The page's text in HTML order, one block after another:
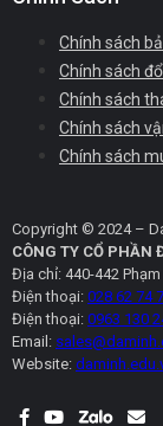
Chính sách
Chính sách
Chính sách
Chính sách
Chính sách
Copyright © 2024 –
CÔNG TY CỔ PHẦN
Địa chỉ: 440-442 Phạm
Điện thoại: 028 62 74
Điện thoại: 0963 130
Email:
Website: